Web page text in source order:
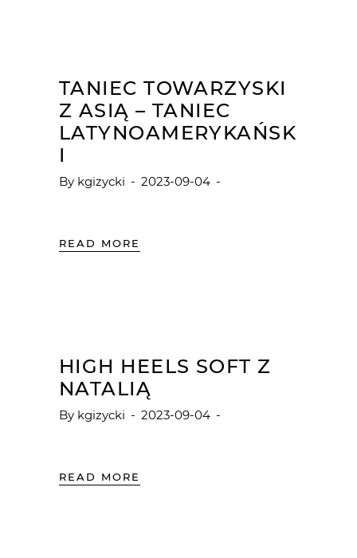
TANIEC TOWARZYSKI
Z ASIĄ – TANIEC
LATYNOAMERYKAŃSK
I
By kgizycki 2023-09-04
READ MORE
HIGH HEELS SOFT Z
NATALIĄ
By kgizycki 2023-09-04
READ MORE